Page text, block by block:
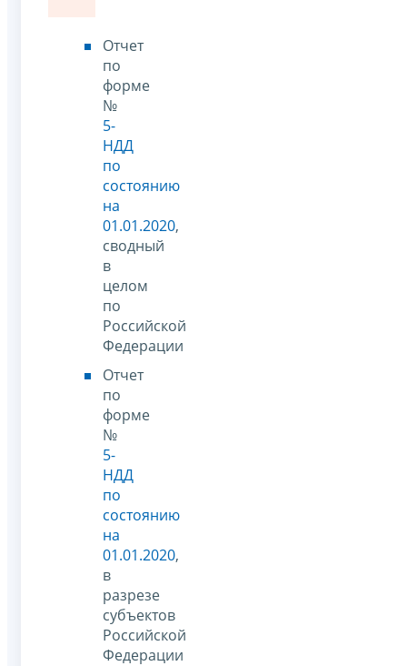
Отчет
по
форме
№
5-
НДД
по
состоянию
на
01.01.2020,
сводный
в
целом
по
Российской
Федерации
Отчет
по
форме
№
5-
НДД
по
состоянию
на
01.01.2020,
в
разрезе
субъектов
Российской
Федерации